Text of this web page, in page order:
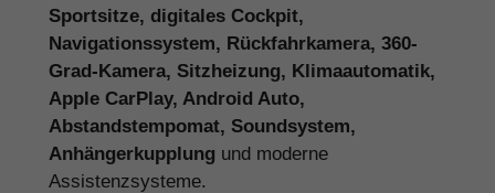
Sportsitze, digitales Cockpit,
Navigationssystem, Rückfahrkamera, 360-
Grad-Kamera, Sitzheizung, Klimaautomatik,
Apple CarPlay, Android Auto,
Abstandstempomat, Soundsystem,
Anhängerkupplung und moderne
Assistenzsysteme.